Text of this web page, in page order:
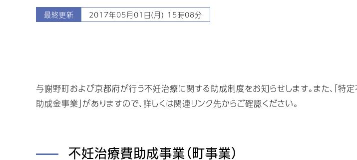
最終更新 2017年05月01日(月) 15時08分
与謝野町および京都府が行う不妊治療に関する助成制度をお知らせします。また、「特
助成金事業」がありますので、詳しくは関連リンク先からご確認ください。
不妊治療費助成事業（町事業）